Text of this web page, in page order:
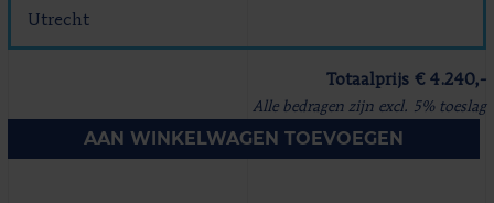
Utrecht
Totaalprijs € 4.240,-
Alle bedragen zijn excl. 5% toeslag
AAN WINKELWAGEN TOEVOEGEN